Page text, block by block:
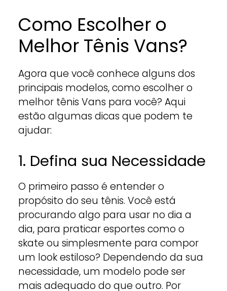
Como Escolher o
Melhor Tênis Vans?
Agora que você conhece alguns dos
principais modelos, como escolher o
melhor tênis Vans para você? Aqui
estão algumas dicas que podem te
ajudar:
1. Defina sua Necessidade
O primeiro passo é entender o
propósito do seu tênis. Você está
procurando algo para usar no dia a
dia, para praticar esportes como o
skate ou simplesmente para compor
um look estiloso? Dependendo da sua
necessidade, um modelo pode ser
mais adequado do que outro. Por